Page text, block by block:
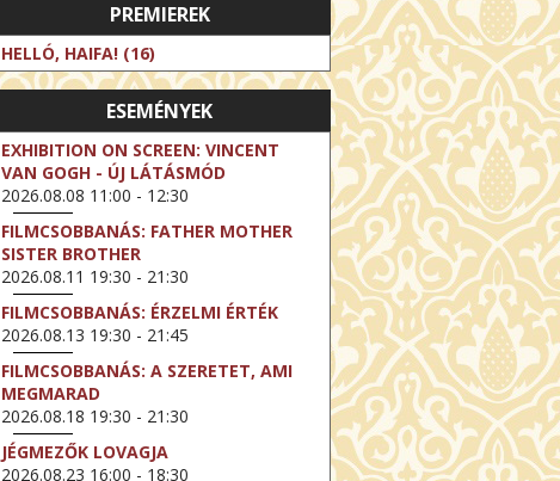
PREMIEREK
HELLÓ, HAIFA! (16)
ESEMÉNYEK
EXHIBITION ON SCREEN: VINCENT
VAN GOGH - ÚJ LÁTÁSMÓD
2026.08.08 11:00 - 12:30
FILMCSOBBANÁS: FATHER MOTHER
SISTER BROTHER
2026.08.11 19:30 - 21:30
FILMCSOBBANÁS: ÉRZELMI ÉRTÉK
2026.08.13 19:30 - 21:45
FILMCSOBBANÁS: A SZERETET, AMI
MEGMARAD
2026.08.18 19:30 - 21:30
JÉGMEZŐK LOVAGJA
2026.08.23 16:00 - 18:30